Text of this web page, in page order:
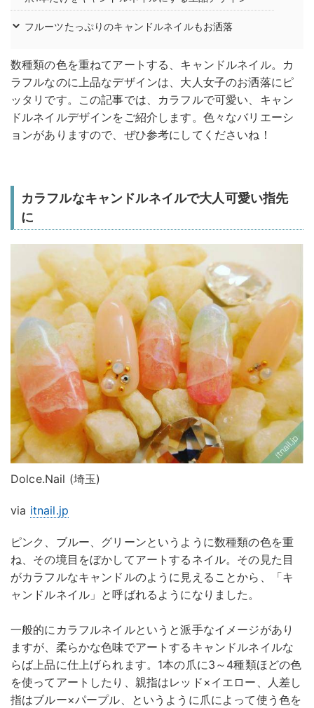
フルーツたっぷりのキャンドルネイルもお洒落
数種類の色を重ねてアートする、キャンドルネイル。カ
ラフルなのに上品なデザインは、大人女子のお洒落にピ
ッタリです。この記事では、カラフルで可愛い、キャン
ドルネイルデザインをご紹介します。色々なバリエーシ
ョンがありますので、ぜひ参考にしてくださいね！
カラフルなキャンドルネイルで大人可愛い指先
に
Dolce.Nail (埼玉)
via itnail.jp
ピンク、ブルー、グリーンというように数種類の色を重
ね、その境目をぼかしてアートするネイル。その見た目
がカラフルなキャンドルのように見えることから、「キ
ャンドルネイル」と呼ばれるようになりました。
一般的にカラフルネイルというと派手なイメージがあり
ますが、柔らかな色味でアートするキャンドルネイルな
らば上品に仕上げられます。1本の爪に3～4種類ほどの色
を使ってアートしたり、親指はレッド×イエロー、人差し
指はブルー×パープル、というように爪によって使う色を